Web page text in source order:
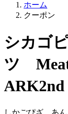
ホーム
クーポン
シカゴ
ツ